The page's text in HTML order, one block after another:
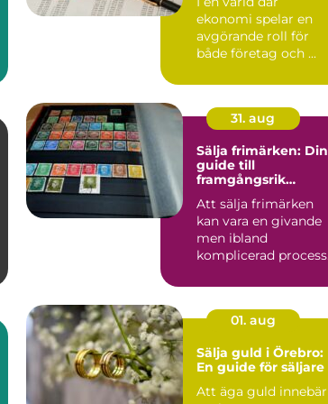
ekonomi spelar en
avgörande roll för
både företag och ...
31. aug
Sälja frimärken: Din
guide till
framgångsrik
Att sälja frimärken
kan vara en givande
men ibland
komplicerad
01. aug
Sälja guld i Örebro:
En guide för säljare
Att äga guld innebär